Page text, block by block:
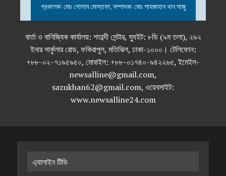
প্রকাশক: মোঃ গোলাম মোস্তফা, সম্পাদক: মোঃ শাহজাহান খান সাজু
বার্তা ও বানিজ্যিক কার্যালয়: শতাব্দী সেন্টার, স্যুইট: ৮ডি (৯ম তলা), ২৯২
ইনার সার্কুলার রোড, ফকিরাপুল, মতিঝিল, ঢাকা-১০০০। টেলিফোন:
+৮৮-০২-৭১৯৫৯৫০, মোবাইল: +৮৮-০১৭৪০-৯৪২২৬৫, ইমেইল-
newsalline@gmail.com,
sazukhan62@gmail.com, ওয়েবসাইট:
www.newsalline24.com
এ্যালাইন টিভি